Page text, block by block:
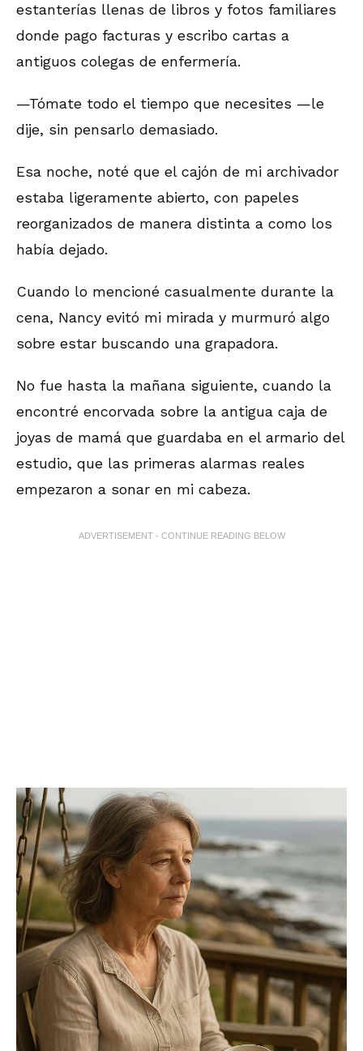
estanterías llenas de libros y fotos familiares
donde pago facturas y escribo cartas a
antiguos colegas de enfermería.
—Tómate todo el tiempo que necesites —le
dije, sin pensarlo demasiado.
Esa noche, noté que el cajón de mi archivador
estaba ligeramente abierto, con papeles
reorganizados de manera distinta a como los
había dejado.
Cuando lo mencioné casualmente durante la
cena, Nancy evitó mi mirada y murmuró algo
sobre estar buscando una grapadora.
No fue hasta la mañana siguiente, cuando la
encontré encorvada sobre la antigua caja de
joyas de mamá que guardaba en el armario del
estudio, que las primeras alarmas reales
empezaron a sonar en mi cabeza.
ADVERTISEMENT - CONTINUE READING BELOW